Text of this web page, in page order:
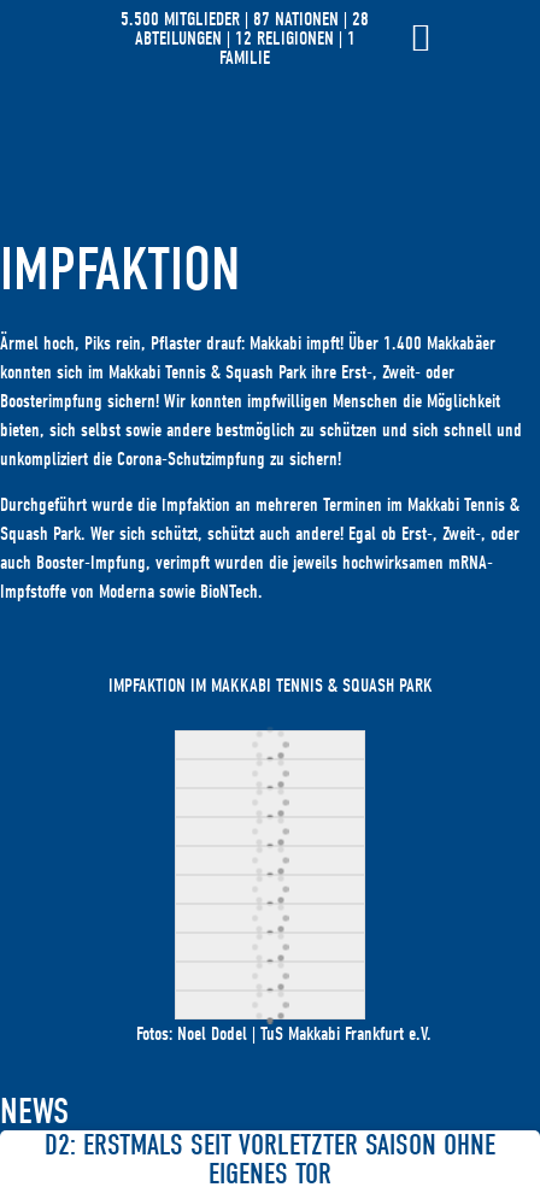
5.500 MITGLIEDER | 87 NATIONEN | 28
ABTEILUNGEN | 12 RELIGIONEN | 1
FAMILIE
IMPFAKTION
Ärmel hoch, Piks rein, Pflaster drauf: Makkabi impft! Über 1.400 Makkabäer
konnten sich im Makkabi Tennis & Squash Park ihre Erst-, Zweit- oder
Boosterimpfung sichern! Wir konnten impfwilligen Menschen die Möglichkeit
bieten, sich selbst sowie andere bestmöglich zu schützen und sich schnell und
unkompliziert die Corona-Schutzimpfung zu sichern!
Durchgeführt wurde die Impfaktion an mehreren Terminen im Makkabi Tennis &
Squash Park. Wer sich schützt, schützt auch andere! Egal ob Erst-, Zweit-, oder
auch Booster-Impfung, verimpft wurden die jeweils hochwirksamen mRNA-
Impfstoffe von Moderna sowie BioNTech.
IMPFAKTION IM MAKKABI TENNIS & SQUASH PARK
Fotos: Noel Dodel | TuS Makkabi Frankfurt e.V.
NEWS
D2: ERSTMALS SEIT VORLETZTER SAISON OHNE
EIGENES TOR